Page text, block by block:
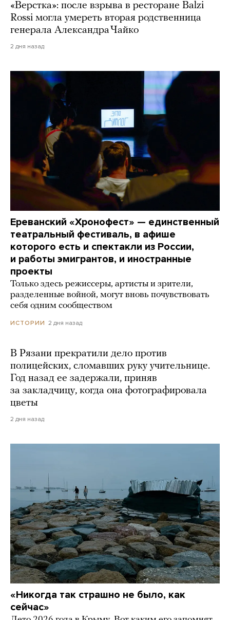
«Верстка»: после взрыва в ресторане Balzi
Rossi могла умереть вторая родственница
генерала Александра Чайко
2 дня назад
Ереванский «Хронофест» — единственный
театральный фестиваль, в афише
которого есть и спектакли из России,
и работы эмигрантов, и иностранные
проекты
Только здесь режиссеры, артисты и зрители,
разделенные войной, могут вновь почувствовать
себя одним сообществом
ИСТОРИИ 2 дня назад
В Рязани прекратили дело против
полицейских, сломавших руку учительнице.
Год назад ее задержали, приняв
за закладчицу, когда она фотографировала
цветы
2 дня назад
«Никогда так страшно не было, как
сейчас»